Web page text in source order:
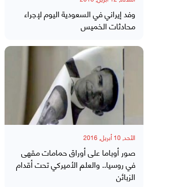
وفد إيراني في السعودية اليوم لإجراء
محادثات الخميس
الأحد, 10 أبريل, 2016
صور أوباما على أوراق حمامات مقهى
في روسيا.. والعلم الأميركي تحت أقدام
الزبائن